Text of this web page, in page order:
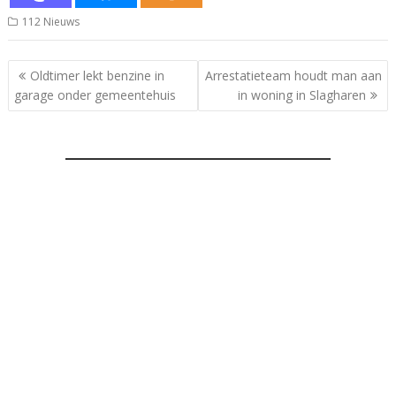
112 Nieuws
Bericht
navigatie
Oldtimer lekt benzine in
garage onder gemeentehuis
Arrestatieteam houdt man aan
in woning in Slagharen